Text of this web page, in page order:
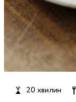
20 хвилин